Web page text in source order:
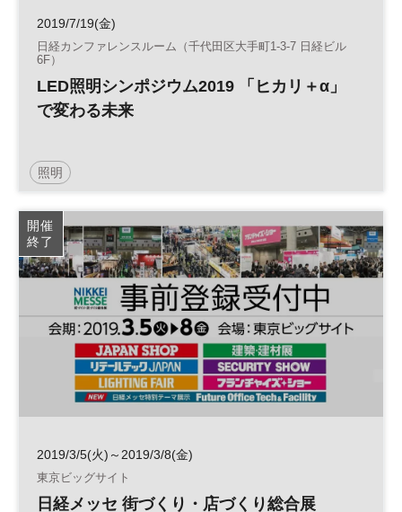
2019/7/19(金)
日経カンファレンスルーム（千代田区大手町1-3-7 日経ビル
6F）
LED照明シンポジウム2019 「ヒカリ＋α」
で変わる未来
照明
開催
終了
2019/3/5(火)～2019/3/8(金)
東京ビッグサイト
日経メッセ 街づくり・店づくり総合展